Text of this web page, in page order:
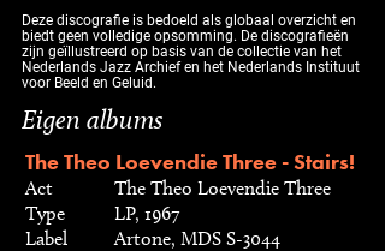
Deze discografie is bedoeld als globaal overzicht en
biedt geen volledige opsomming. De discografieën
zijn geïllustreerd op basis van de collectie van het
Nederlands Jazz Archief en het Nederlands Instituut
voor Beeld en Geluid.
Eigen albums
The Theo Loevendie Three - Stairs!
Act
The Theo Loevendie Three
Type
LP, 1967
Label
Artone, MDS S-3044